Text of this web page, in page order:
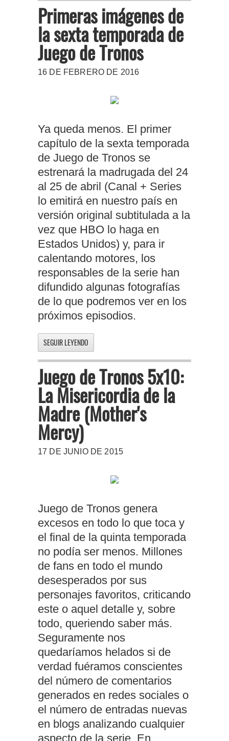
Primeras imágenes de
la sexta temporada de
Juego de Tronos
16 DE FEBRERO DE 2016
Ya queda menos. El primer
capítulo de la sexta temporada
de Juego de Tronos se
estrenará la madrugada del 24
al 25 de abril (Canal + Series
lo emitirá en nuestro país en
versión original subtitulada a la
vez que HBO lo haga en
Estados Unidos) y, para ir
calentando motores, los
responsables de la serie han
difundido algunas fotografías
de lo que podremos ver en los
próximos episodios.
SEGUIR LEYENDO
Juego de Tronos 5x10:
La Misericordia de la
Madre (Mother's
Mercy)
17 DE JUNIO DE 2015
Juego de Tronos genera
excesos en todo lo que toca y
el final de la quinta temporada
no podía ser menos. Millones
de fans en todo el mundo
desesperados por sus
personajes favoritos, criticando
este o aquel detalle y, sobre
todo, queriendo saber más.
Seguramente nos
quedaríamos helados si de
verdad fuéramos conscientes
del número de comentarios
generados en redes sociales o
el número de entradas nuevas
en blogs analizando cualquier
aspecto de la serie. En